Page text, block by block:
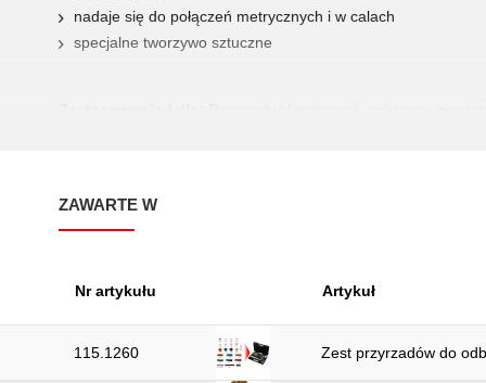
nadaje się do połączeń metrycznych i w calach
specjalne tworzywo sztuczne
ZAWARTE W
Nr artykułu Artykuł
115.1260 Zest przyrzadów do